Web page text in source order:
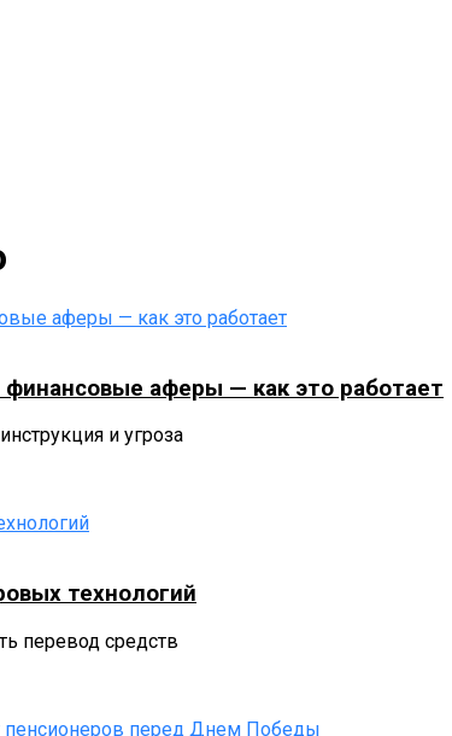
аферы — как это работает
и угроза
технологий
перевод средств